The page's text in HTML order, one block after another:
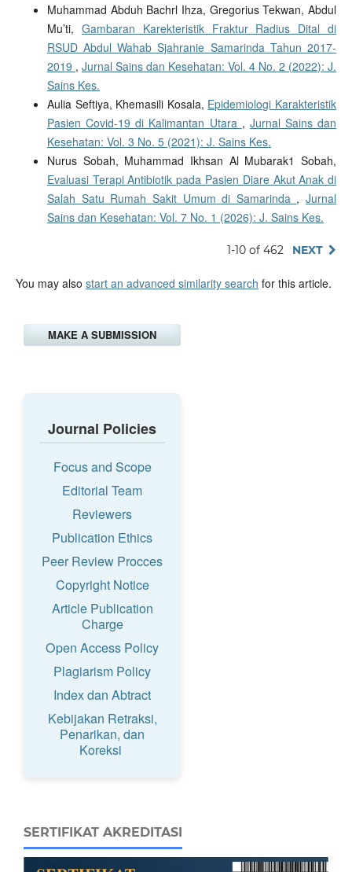
Muhammad Abduh Bachrl Ihza, Gregorius Tekwan, Abdul
Mu’ti, Gambaran Karekteristik Fraktur Radius Dital di
RSUD Abdul Wahab Sjahranie Samarinda Tahun 2017-
2019 , Jurnal Sains dan Kesehatan: Vol. 4 No. 2 (2022): J.
Sains Kes.
Aulia Seftiya, Khemasili Kosala, Epidemiologi Karakteristik
Pasien Covid-19 di Kalimantan Utara , Jurnal Sains dan
Kesehatan: Vol. 3 No. 5 (2021): J. Sains Kes.
Nurus Sobah, Muhammad Ikhsan Al Mubarak1 Sobah,
Evaluasi Terapi Antibiotik pada Pasien Diare Akut Anak di
Salah Satu Rumah Sakit Umum di Samarinda ,Jurnal
Sains dan Kesehatan: Vol. 7 No. 1 (2026): J. Sains Kes.
1-10 of 462 NEXT
You may also start an advanced similarity search for this article.
MAKE A SUBMISSION
Journal Policies
Focus and Scope
Editorial Team
Reviewers
Publication Ethics
Peer Review Procces
Copyright Notice
Article Publication
Charge
Open Access Policy
Plagiarism Policy
Index dan Abtract
Kebijakan Retraksi,
Penarikan, dan
Koreksi
SERTIFIKAT AKREDITASI